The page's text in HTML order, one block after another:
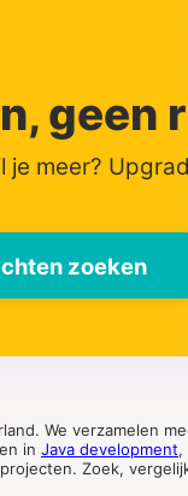
geen
meer?
zoeken
We verzamelen
in Java development,
Zoek,